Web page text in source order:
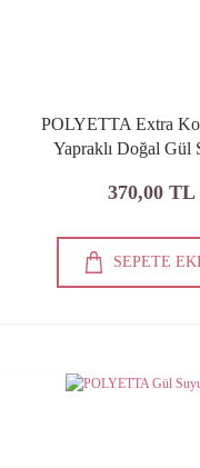
POLYETTA Extra
Yapraklı Doğal Gül
370,00 TL
SEPETE